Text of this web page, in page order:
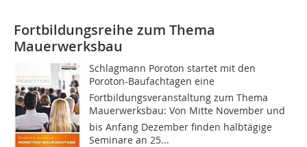
Fortbildungsreihe zum Thema
Mauerwerksbau
Schlagmann Poroton startet mit den
Poroton-Baufachtagen eine
Fortbildungsveranstaltung zum Thema
Mauerwerksbau: Von Mitte November und
bis Anfang Dezember finden halbtägige
Seminare an 25...